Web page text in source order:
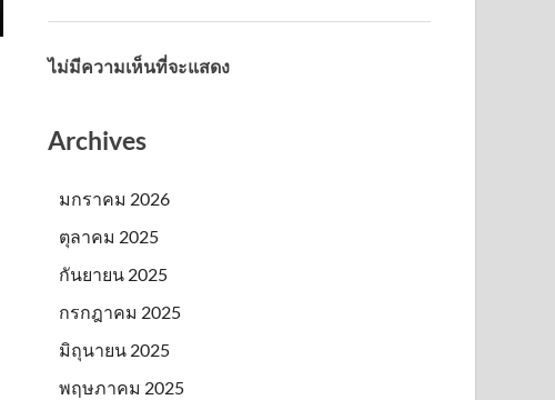
ไม่มีความเห็นที่จะแสดง
Archives
มกราคม 2026
ตุลาคม 2025
กันยายน 2025
กรกฎาคม 2025
มิถุนายน 2025
พฤษภาคม 2025